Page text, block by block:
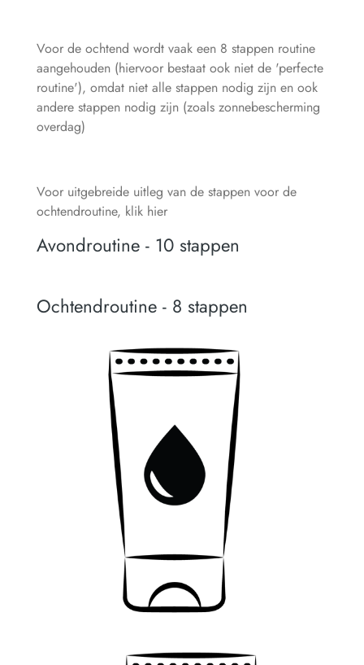
Voor de ochtend wordt vaak een 8 stappen routine
aangehouden (hiervoor bestaat ook niet de 'perfecte
routine'), omdat niet alle stappen nodig zijn en ook
andere stappen nodig zijn (zoals zonnebescherming
overdag)
Voor uitgebreide uitleg van de stappen voor de
ochtendroutine, klik hier
Avondroutine - 10 stappen
Ochtendroutine - 8 stappen